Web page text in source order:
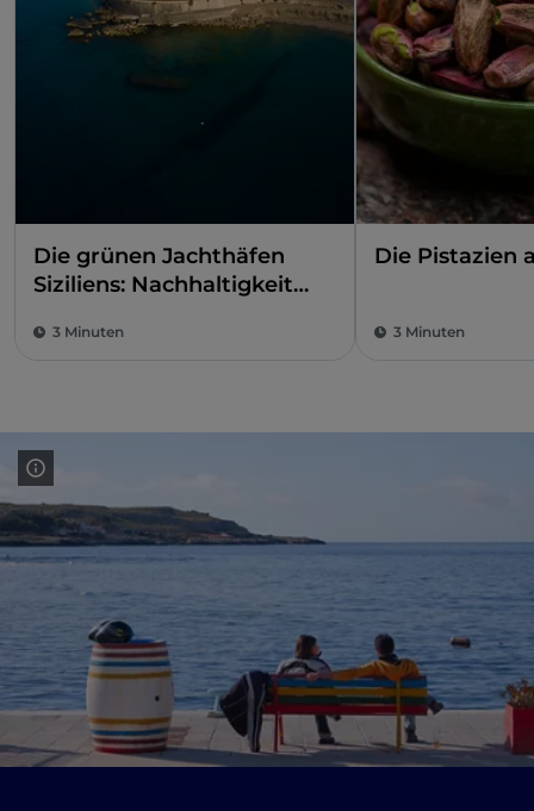
Die grünen Jachthäfen
Siziliens: Nachhaltigkeit
3 Minuten
Die Pistazien
3 Minuten